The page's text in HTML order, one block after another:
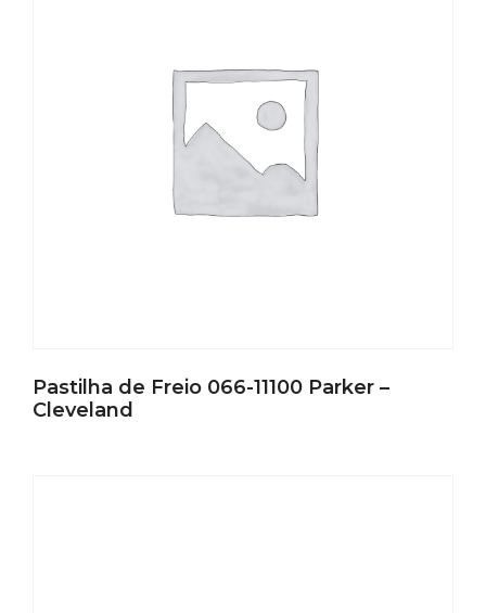
Pastilha de Freio 066-11100 Parker –
Cleveland